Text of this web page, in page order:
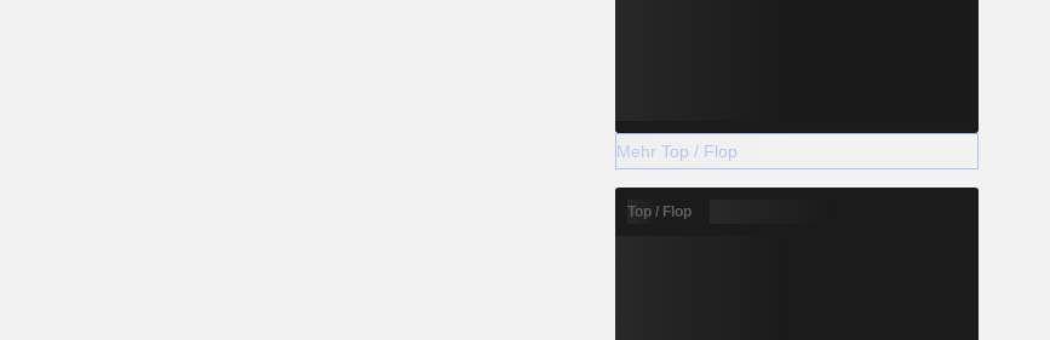
Mehr Top / Flop
Top / Flop